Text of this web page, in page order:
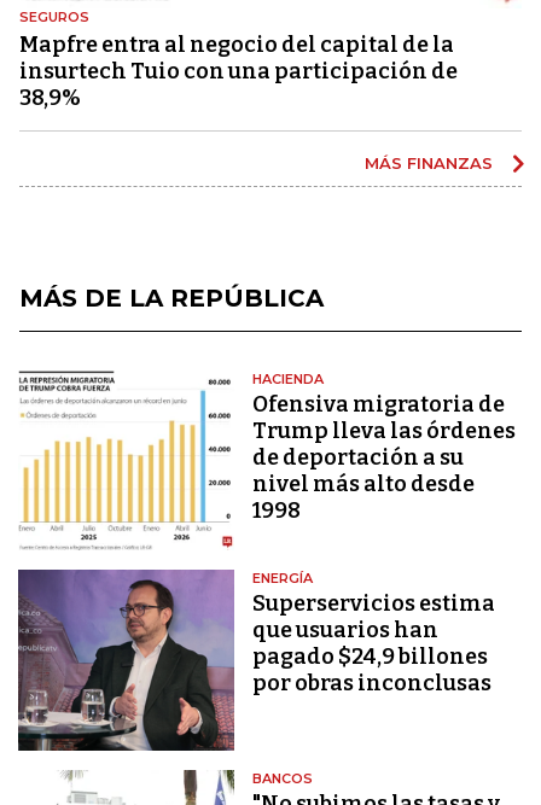
SEGUROS
Mapfre entra al negocio del capital de la
insurtech Tuio con una participación de
38,9%
MÁS FINANZAS
MÁS DE LA REPÚBLICA
HACIENDA
Ofensiva migratoria de
Trump lleva las órdenes
de deportación a su
nivel más alto desde
1998
ENERGÍA
Superservicios estima
que usuarios han
pagado $24,9 billones
por obras inconclusas
BANCOS